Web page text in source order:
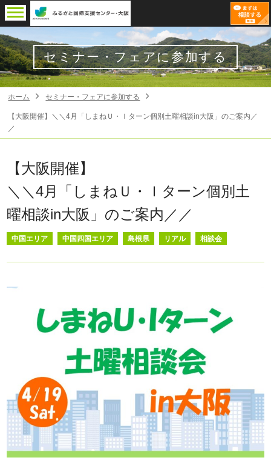
セミナー・フェアに参加する
ホーム セミナー・フェアに参加する
【大阪開催】＼＼4月「しまねＵ・Ｉターン個別土曜相談in大阪」のご案内／
／
【大阪開催】
＼＼4月「しまねＵ・Ｉターン個別土
曜相談in大阪」のご案内／／
中国エリア 中国四国エリア 島根県 リアル 相談会